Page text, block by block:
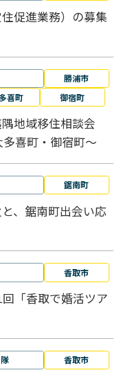
促進業務）の募集
勝浦市
喜町 御宿町
地域移住相談会
喜町・御宿町～
鋸南町
、鋸南町出会い応
香取市
回「香取で婚活ツア
香取市